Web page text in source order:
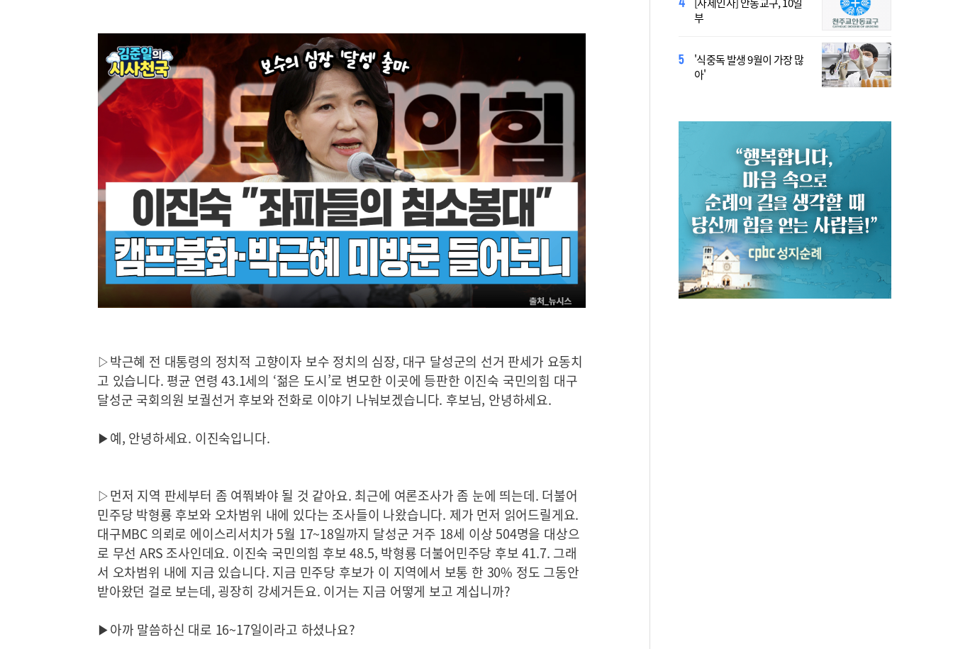
▷박근혜 전 대통령의 정치적 고향이자 보수 정치의 심장, 대구 달성군의 선거 판세가 요동치
고 있습니다. 평균 연령 43.1세의 ‘젊은 도시’로 변모한 이곳에 등판한 이진숙 국민의힘 대구
달성군 국회의원 보궐선거 후보와 전화로 이야기 나눠보겠습니다. 후보님, 안녕하세요.
▶예, 안녕하세요. 이진숙입니다.
▷먼저 지역 판세부터 좀 여쭤봐야 될 것 같아요. 최근에 여론조사가 좀 눈에 띄는데. 더불어
민주당 박형룡 후보와 오차범위 내에 있다는 조사들이 나왔습니다. 제가 먼저 읽어드릴게요.
대구MBC 의뢰로 에이스리서치가 5월 17~18일까지 달성군 거주 18세 이상 504명을 대상으
로 무선 ARS 조사인데요. 이진숙 국민의힘 후보 48.5, 박형룡 더불어민주당 후보 41.7. 그래
서 오차범위 내에 지금 있습니다. 지금 민주당 후보가 이 지역에서 보통 한 30% 정도 그동안
받아왔던 걸로 보는데, 굉장히 강세거든요. 이거는 지금 어떻게 보고 계십니까?
▶아까 말씀하신 대로 16~17일이라고 하셨나요?
부
'식중독 발생 9월이 가장 많
아'
Daejeon Becomes China’s
北, 단거리 탄도미사일 발사
침묵…관영매체 보도 없어